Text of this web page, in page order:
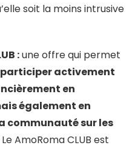
soit la moins intrusive
:une offre qui permet
participer activement
en
également en
communauté sur les
Le AmoRoma CLUB est